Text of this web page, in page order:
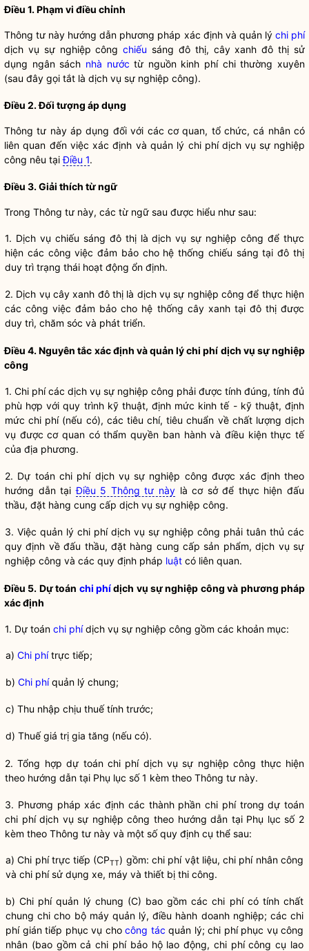
Điều 1. Phạm vi điều chỉnh
Thông tư này hướng dẫn phương pháp xác định và quản lý chi phí
dịch vụ sự nghiệp côngchiếu sáng đô thị, cây xanh đô thị sử
dụng ngân sách nhà nước từ nguồn kinh phí chi thường xuyên
(sau đây gọi tắt là dịch vụ sự nghiệp công).
Điều 2. Đối tượng áp dụng
Thông tư này áp dụng đối với các cơ quan, tổ chức, cá nhân có
liên quan đến việc xác định và quản lý chi phídịch vụ sự nghiệp
công nêu tạiĐiều 1.
Điều 3. Giải thích từ ngữ
Trong Thông tư này, các từ ngữ sau được hiểu như sau:
1. Dịch vụ chiếu sáng đô thị là dịch vụ sự nghiệp công để thực
hiện các công việc đảm bảo cho hệ thống chiếu sáng tại đô thị
duy trì trạng thái hoạt động ổn định.
2. Dịch vụ cây xanh đô thị là dịch vụ sự nghiệp công để thực hiện
các công việc đảm bảo cho hệ thống cây xanh tại đô thị được
duy trì, chăm sóc và phát triển.
Điều 4. Nguyên tắc xác định và quản lýchi phí dịch vụ sự nghiệp
công
1. Chi phícác dịch vụ sự nghiệp công phải được tính đúng, tính đủ
phù hợp với quy trình kỹ thuật, định mức kinh tế - kỹ thuật, định
mứcchi phí(nếu có), các tiêu chí, tiêu chuẩn về chất lượng dịch
vụ được cơ quan có thẩmquyền ban hành và điều kiện thực tế
của địa phương.
2. Dự toán chi phídịch vụ sự nghiệp công được xác định theo
hướng dẫn tạiĐiều 5 Thông tư này là cơ sở để thực hiện đấu
thầu, đặt hàng cung cấp dịch vụ sự nghiệp công.
3. Việc quản lý chi phídịch vụ sự nghiệp công phải tuân thủ các
quy định về đấu thầu, đặt hàng cung cấp sản phẩm, dịch vụ sự
nghiệp công và các quy định pháp luật có liên quan.
Điều 5. Dự toán chi phídịch vụ sự nghiệp công và phương pháp
xác định
1. Dự toán chi phídịch vụ sự nghiệp công gồm các khoản mục:
a) Chi phítrực tiếp;
b) Chi phíquản lý chung;
c) Thu nhập chịu thuế tính trước;
d) Thuế giá trị gia tăng (nếu có).
2. Tổng hợp dự toán chi phídịch vụ sự nghiệp công thực hiện
theo hướng dẫn tại Phụ lục số 1 kèm theo Thông tư này.
3. Phương pháp xác định các thành phần chi phítrong dự toán
chi phídịch vụ sự nghiệp công theo hướng dẫn tại Phụ lục số 2
kèm theo Thông tư này và một số quy định cụ thể sau:
a)Chi phítrực tiếp (CPTT) gồm:chi phívật liệu,chi phínhân công
và chi phísử dụng xe, máy và thiết bị thi công.
b)Chi phíquản lý chung (C) bao gồm cácchi phícó tính chất
chung chi cho bộ máy quản lý, điều hành doanh nghiệp; các chi
phígián tiếp phục vụ cho công tác quản lý; chi phíphục vụ công
nhân (bao gồm cảchi phíbảo hộ lao động, chi phícông cụ lao